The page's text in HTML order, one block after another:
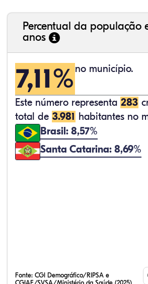
Percentual da população
anos
7,11% no município.
Este número representa 283
total de 3.981 habitantes no
Brasil: 8,57%
Santa Catarina: 8,69%
Fonte: CGI Demográfico/RIPSA e